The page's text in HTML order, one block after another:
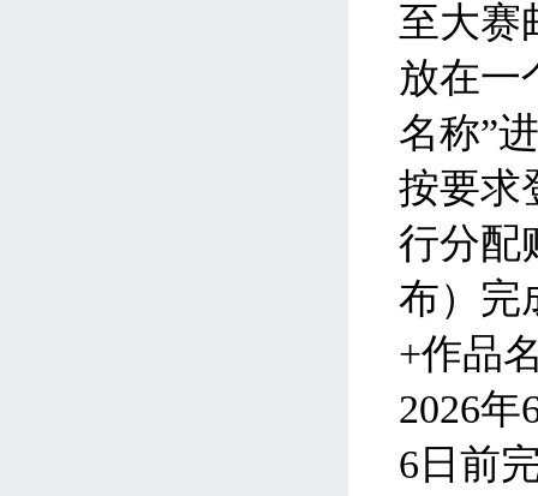
至大赛
放在一
名称”
按要求
行分配
布）完
+作品
2026年
6 日前